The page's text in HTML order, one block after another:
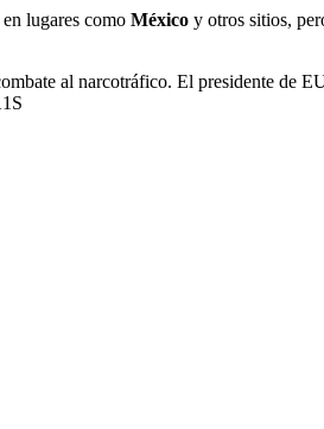
lugares como México y otros sitios,
al narcotráfico. El presidente de